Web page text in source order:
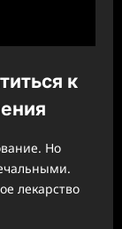
к
Но
лекарство